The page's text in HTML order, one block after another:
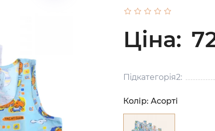
Ціна:
Підкатегорія2:
Колір: Асорті